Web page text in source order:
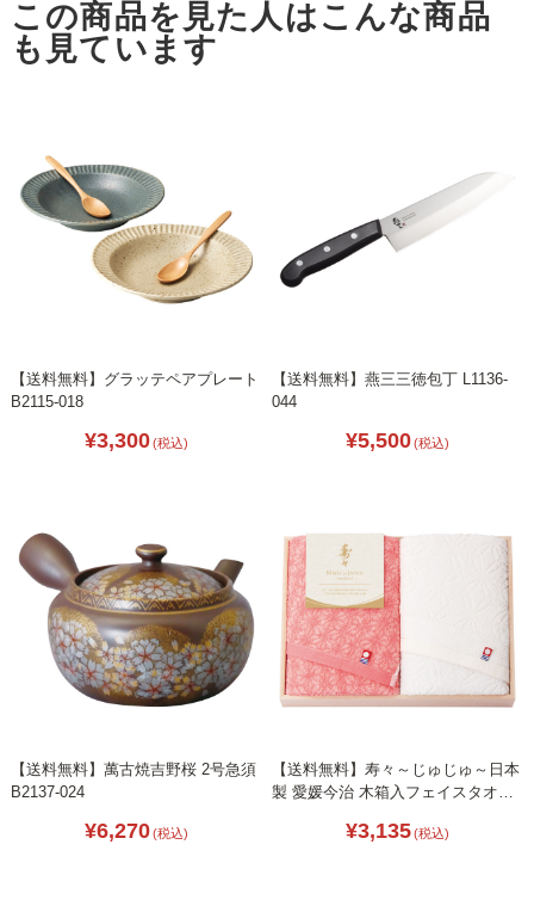
【送料無料】グラッテペアプレート
B2115-018
¥3,300(税込)
【送料無料】燕三三徳包丁 L1136-
044
¥5,500(税込)
【送料無料】萬古焼吉野桜 2号急須
B2137-024
¥6,270(税込)
【送料無料】寿々～じゅじゅ～日本
製 愛媛今治 木箱入フェイスタオル
¥3,135(税込)